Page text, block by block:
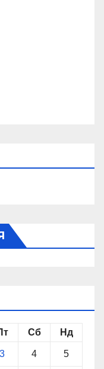
Сб Нд
3 4 5